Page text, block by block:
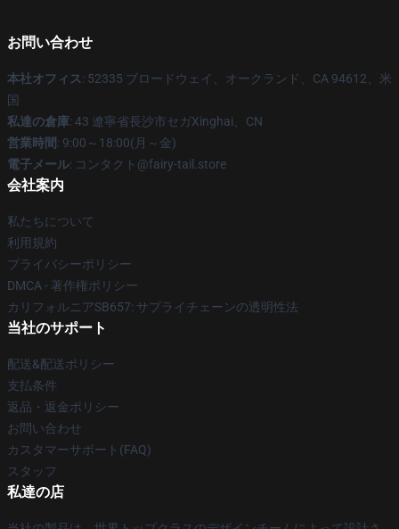
お問い合わせ
本社オフィス: 52335 ブロードウェイ、オークランド、CA 94612、米
国
私達の倉庫: 43 遼寧省長沙市セガXinghai、CN
営業時間: 9:00～18:00(月～金)
電子メール: コンタクト@fairy-tail.store
会社案内
私たちについて
利用規約
プライバシーポリシー
DMCA - 著作権ポリシー
カリフォルニアSB657: サプライチェーンの透明性法
当社のサポート
配送&配送ポリシー
支払条件
返品・返金ポリシー
お問い合わせ
カスタマーサポート(FAQ)
スタッフ
私達の店